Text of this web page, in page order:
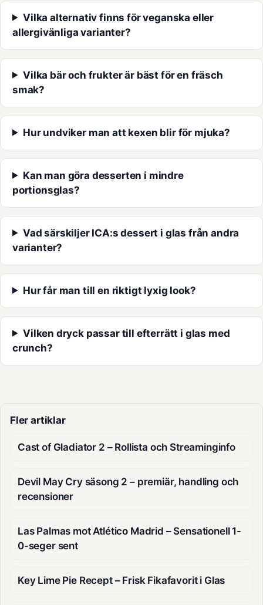
Vilka alternativ finns för veganska eller
allergivänliga varianter?
Vilka bär och frukter är bäst för en fräsch
smak?
Hur undviker man att kexen blir för mjuka?
Kan man göra desserten i mindre
portionsglas?
Vad särskiljer ICA:s dessert i glas från andra
varianter?
Hur får man till en riktigt lyxig look?
Vilken dryck passar till efterrätt i glas med
crunch?
Fler artiklar
Cast of Gladiator 2 – Rollista och Streaminginfo
Devil May Cry säsong 2 – premiär, handling och
recensioner
Las Palmas mot Atlético Madrid – Sensationell 1-
0-seger sent
Key Lime Pie Recept – Frisk Fikafavorit i Glas